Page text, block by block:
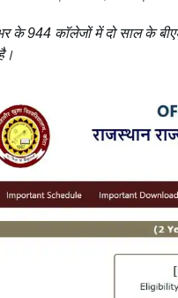
के 944 कॉलेजों में दो साल के